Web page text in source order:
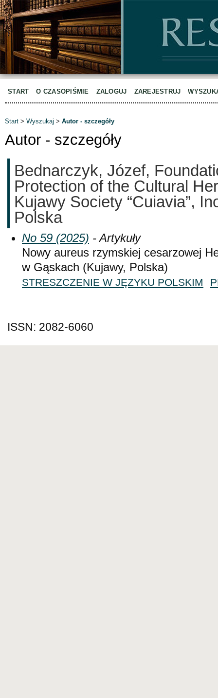
START O CZASOPIŚMIE ZALOGUJ ZAREJESTRUJ
Start > Wyszukaj > Autor - szczegóły
Autor - szczegóły
Bednarczyk, Józef,
Protection of the Cultural
Kujawy Society “Cuiavia”,
Polska
No 59 (2025) - Artykuły
Nowy aureus rzymskiej cesarzowej
w Gąskach (Kujawy, Polska)
STRESZCZENIE W JĘZYKU POLSKIM
ISSN: 2082-6060